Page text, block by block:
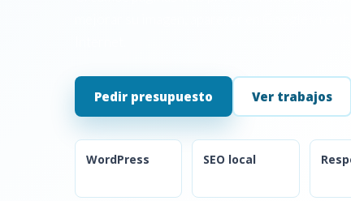
Pedir presupuesto Ver trabajos
WordPress SEO local